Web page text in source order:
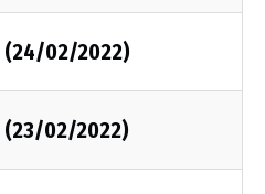
(24/02/2022)
(23/02/2022)